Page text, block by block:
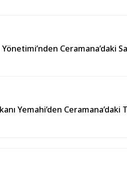
Ceramana’daki
Yemahi’den Ceramana’daki